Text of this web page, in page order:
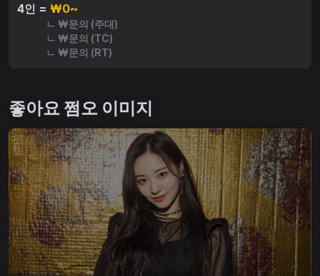
4인 = ₩0~
ㄴ ₩문의 (주대)
ㄴ ₩문의 (TC)
ㄴ ₩문의 (RT)
좋아요 쩜오 이미지